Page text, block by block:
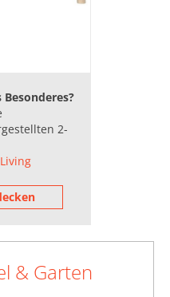
Besonderes?
2-
& Garten